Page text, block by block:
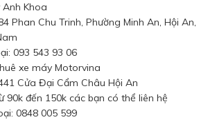
Khoa
Phan Chu Trinh, Phường Minh An, Hội An,
093 543 93 06
xe máy Motorvina
Cửa Đại Cẩm Châu Hội An
90k đến 150k các bạn có thể liên hệ
0848 005 599